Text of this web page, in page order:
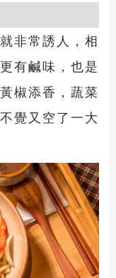
非常誘人，相
更有鹹味，也是
椒添香，蔬菜
覺又空了一大